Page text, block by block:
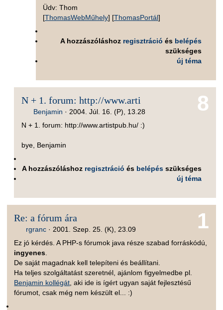
Üdv: Thom
[ThomasWebMűhely] [ThomasPortál]
A hozzászóláshoz regisztráció és belépés
szükséges
új téma
8
N + 1. forum: http://www.arti
Benjamin · 2004. Júl. 16. (P), 13.28
N + 1. forum: http://www.artistpub.hu/ :)
bye, Benjamin
A hozzászóláshoz regisztráció és belépés szükséges
új téma
1
Re: a fórum ára
rgranc · 2001. Szep. 25. (K), 23.09
Ez jó kérdés. A PHP-s fórumok java része szabad forráskódú,
ingyenes
De saját magadnak kell telepíteni és beállítani.
Ha teljes szolgáltatást szeretnél, ajánlom figyelmedbe pl.
Benjamin kollégát , aki ide is ígért ugyan saját fejlesztésű
fórumot, csak még nem készült el... :)